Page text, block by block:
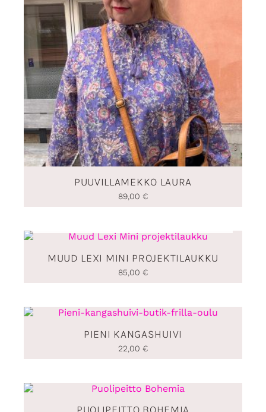
PUUVILLAMEKKO LAURA
89,00 €
MUUD LEXI MINI PROJEKTILAUKKU
85,00 €
PIENI KANGASHUIVI
22,00 €